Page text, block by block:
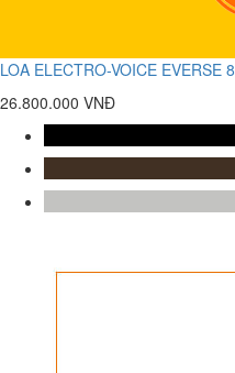
LOA ELECTRO-VOICE EVERSE 8
26.800.000 VNĐ